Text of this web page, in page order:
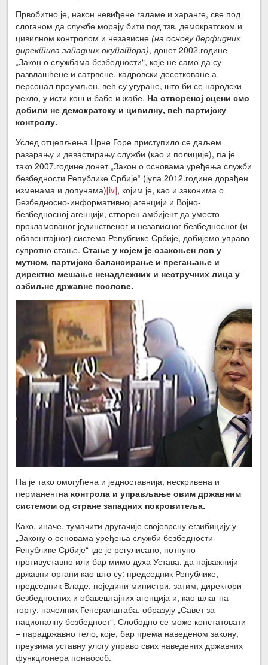
Првобитно је, након невиђене галаме и харанге, све под
слоганом да службе морају бити под тзв. демократском и
цивилном контролом и независне (на основу перфидних
директива западних окупатора), донет 2002.године
„Закон о службама безбедности“, које не само да су
развлашћене и сатрвене, кадровски десетковане а
персонал преумљен, већ су угуране, што би се народски
рекло, у исти кош и бабе и жабе. На отвореној сцени смо
добили не демократску и цивилну, већ партијску
контролу.
Услед отцепљења Црне Горе приступило се даљем
разарању и девастирању служби (као и полиције), па је
тако 2007.године донет „Закон о основама уређења служби
безбедности Републике Србије“ (јула 2012.године дорађен
изменама и допунама)[iv], којим је, као и законима о
Безбедносно-информативној агенцији и Војно-
безбедносној агенцији, створен амбијент да уместо
прокламованог јединственог и независног безбедносног (и
обавештајног) система Републике Србије, добијемо управо
супротно стање.Стање у којем је озакоњен лов у
мутном, партијско балансирање и прегањање и
директно мешање ненадлежних и нестручних лица у
озбиљне државне послове.
Па је тако омогућена и једноставнија, нескривена и
перманентна контрола и управљање овим државним
системом од стране западних покровитеља.
Како, иначе, тумачити другачије својеврсну егзибицију у
„Закону о основама уређења служби безбедности
Републике Србије“ где је регулисано, потпуно
противуставно или бар мимо духа Устава, да најважнији
државни органи као што су: председник Републике,
председник Владе, поједини министри, затим, директори
безбедносних и обавештајних агенција и, као шлаг на
торту, начелник Генералштаба, образују „Савет за
националну безбедност“. Слободно се може констатовати
– парадржавно тело, које, бар према наведеном закону,
преузима уставну улогу управо свих наведених државних
функционера понаособ.